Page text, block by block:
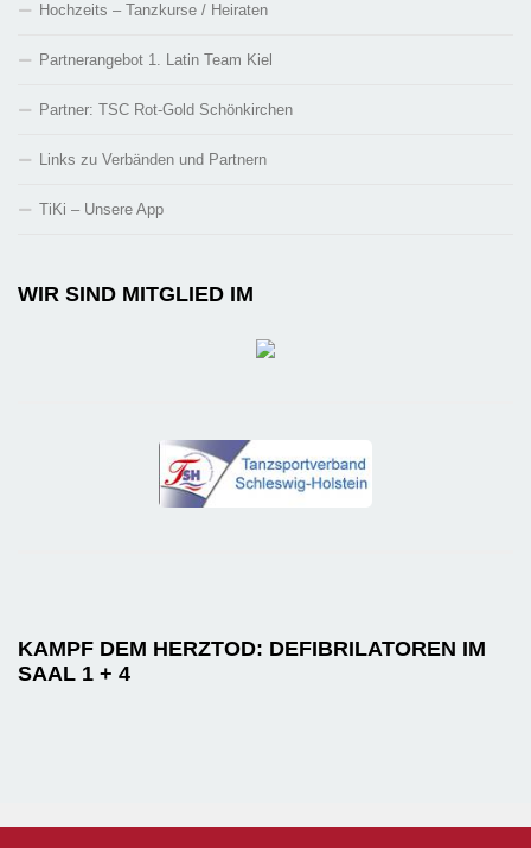
Hochzeits – Tanzkurse / Heiraten
Partnerangebot 1. Latin Team Kiel
Partner: TSC Rot-Gold Schönkirchen
Links zu Verbänden und Partnern
TiKi – Unsere App
WIR SIND MITGLIED IM
KAMPF DEM HERZTOD: DEFIBRILATOREN IM
SAAL 1 + 4